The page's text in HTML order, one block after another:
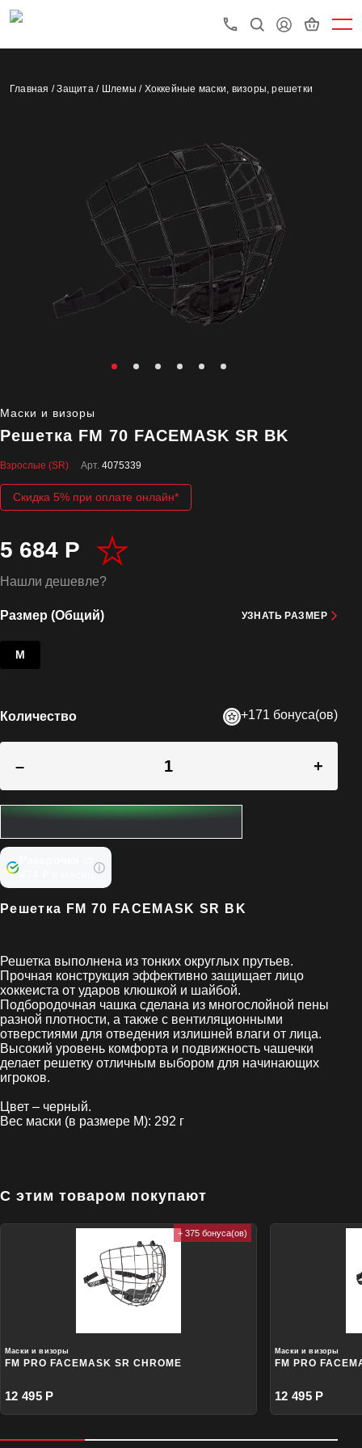
Главная /Защита / Шлемы / Хоккейные маски, визоры, решетки
Маски и визоры
Решетка FM 70 FACEMASK SR BK
Взрослые (SR) Арт. 4075339
Скидка 5% при оплате онлайн*
5 684 Р
Нашли дешевле?
Размер (Общий) УЗНАТЬ РАЗМЕР
M
Количество +171 бонуса(ов)
– +
Решетка FM 70 FACEMASK SR BK
Решетка выполнена из тонких округлых прутьев.
Прочная конструкция эффективно защищает лицо
хоккеиста от ударов клюшкой и шайбой.
Подбородочная чашка сделана из многослойной пены
разной плотности, а также с вентиляционными
отверстиями для отведения излишней влаги от лица.
Высокий уровень комфорта и подвижность чашечки
делает решетку отличным выбором для начинающих
игроков.
Цвет – черный.
Вес маски (в размере М): 292 г
С этим товаром покупают
+ 375 бонуса(ов)
Маски и визоры
FM PRO FACEMASK SR CHROME
12 495 Р
Маски и визоры
FM PRO
12 495 Р